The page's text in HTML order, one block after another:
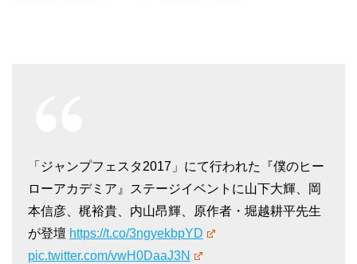
「ジャンプフェスタ2017」にて行われた『僕のヒー
ローアカデミア』ステージイベントに山下大輝、岡
本信彦、梶裕貴、内山昂輝、原作者・堀越耕平先生
が登壇 https://t.co/3ngyekbpYD
pic.twitter.com/vwH0DaaJ3N